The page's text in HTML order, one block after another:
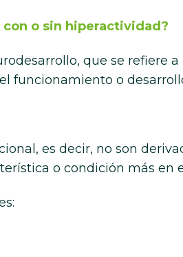
o sin hiperactividad?
que se refiere
o
es decir, no son
o condición más en